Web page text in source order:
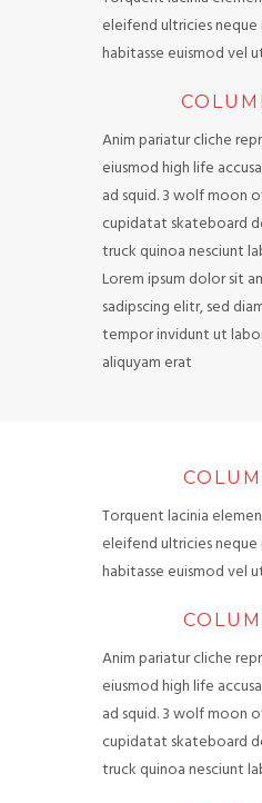
eleifend ultricies neque
habitasse euismod vel
Anim pariatur cliche
eiusmod high life
ad squid. 3 wolf moon
cupidatat skateboard
truck quinoa nesciunt
Lorem ipsum dolor sit
sadipscing elitr, sed
tempor invidunt ut
aliquyam erat
Torquent lacinia
eleifend ultricies neque
habitasse euismod vel
Anim pariatur cliche
eiusmod high life
ad squid. 3 wolf moon
cupidatat skateboard
truck quinoa nesciunt